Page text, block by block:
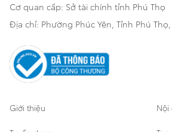
Khách hàng dự án
Sản phẩm chính hãng
Cơ sở bảo hành bảo dưỡng
Thông tin khác
Cơ quan cấp: Sở tài chính tỉnh Phú Thọ
Địa chỉ: Phường Phúc Yên, Tỉnh Phú
Giới thiệu Nội